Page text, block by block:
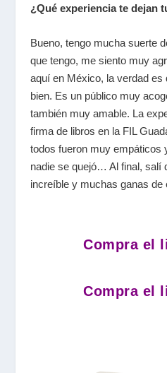
¿Qué experiencia te dejan
Bueno, tengo mucha suerte
que tengo, me siento muy
aquí en México, la verdad es
bien. Es un público muy
también muy amable. La
firma de libros en la FIL
todos fueron muy empáticos
nadie se quejó… Al final, salí
increíble y muchas ganas de
Compra el
Compra el